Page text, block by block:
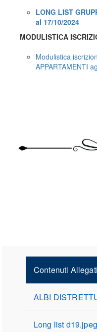
LONG LIST
al 17/10/2024
MODULISTICA
Modulistica
APPARTAMENTI
Contenuti Allegati
ALBI
Long list d19.jpeg